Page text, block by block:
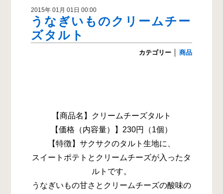
2015年 01月 01日 00:00
うなぎいものクリームチー
ズタルト
カテゴリー 商品
【商品名】クリームチーズタルト
【価格（内容量）】230円（1個）
【特徴】サクサクのタルト生地に、
スイートポテトとクリームチーズが入ったタ
ルトです。
うなぎいもの甘さとクリームチーズの酸味の